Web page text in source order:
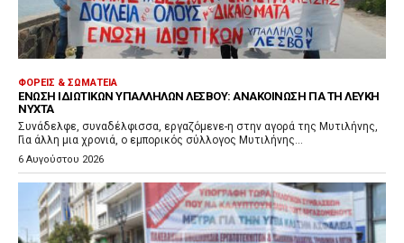
ΦΟΡΕΊΣ & ΣΩΜΑΤΕΊΑ
ΈΝΩΣΗ ΙΔΙΩΤΙΚΏΝ ΥΠΑΛΛΉΛΩΝ ΛΈΣΒΟΥ: ΑΝΑΚΟΊΝΩΣΗ ΓΙΑ ΤΗ ΛΕΥΚΉ
ΝΎΧΤΑ
Συνάδελφε, συναδέλφισσα, εργαζόμενε-η στην αγορά της Μυτιλήνης,
Για άλλη μια χρονιά, ο εμπορικός σύλλογος Μυτιλήνης...
6 Αυγούστου 2026